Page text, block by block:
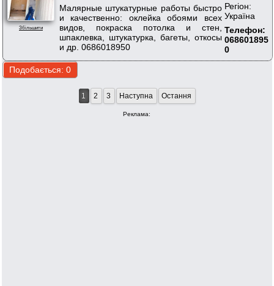
Збільшити
Малярные штукатурные работы быстро
и качественно: оклейка обоями всех
видов, покраска потолка и стен,
шпаклевка, штукатурка, багеты, откосы
и др. 0686018950
Регіон:
Україна
Телефон:
068601895
0
1 2 3 Наступна Остання
Реклама: